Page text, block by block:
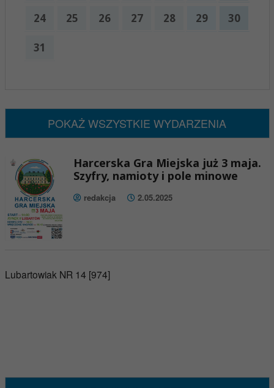
24 25 26 27 28 29 30
31
POKAŻ WSZYSTKIE WYDARZENIA
Harcerska Gra Miejska już 3 maja.
Szyfry, namioty i pole minowe
redakcja 2.05.2025
Lubartowiak NR 14 [974]